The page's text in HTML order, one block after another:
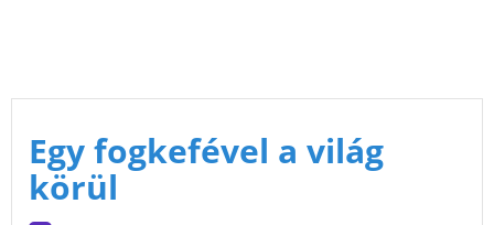
Egy fogkefével a világ
körül